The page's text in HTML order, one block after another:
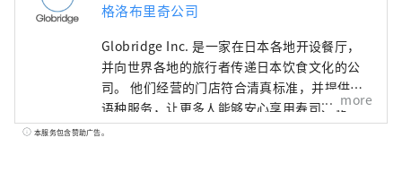
格洛布里奇公司
Globridge Inc. 是一家在日本各地开设餐厅，
并向世界各地的旅行者传递日本饮食文化的公
司。 他们经营的门店符合清真标准，并提供多
语种服务，让更多人能够安心享用寿司、螃
蟹、和牛等日本独有的丰盛奢华美食。 本账号
more
本服务包含赞助广告。